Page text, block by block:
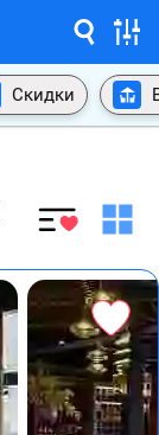
Скидки